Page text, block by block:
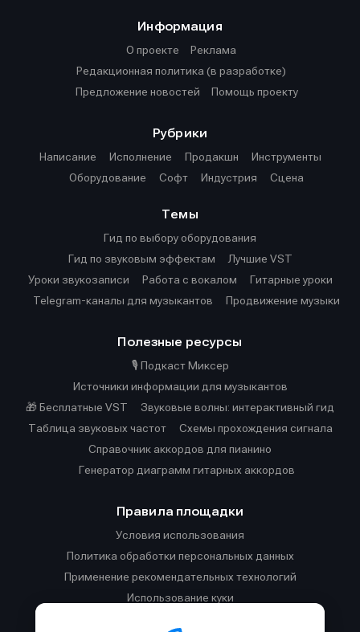
Информация
О проекте
Реклама
Редакционная политика (в разработке)
Предложение новостей
Помощь проекту
Рубрики
Написание
Исполнение Продакшн
Инструменты
Оборудование
Софт Индустрия Сцена
Темы
Гид по выбору оборудования
Гид по звуковым эффектам
Лучшие VST
Уроки звукозаписи
Работа с вокалом
Гитарные уроки
Telegram-каналы для музыкантов
Продвижение музыки
Полезные ресурсы
🎙️ Подкаст Миксер
Источники информации для музыкантов
🎁 Бесплатные VST
Звуковые волны: интерактивный гид
Таблица звуковых частот
Cхемы прохождения сигнала
Справочник аккордов для пианино
Генератор диаграмм гитарных аккордов
Правила площадки
Условия использования
Политика обработки персональных данных
Применение рекомендательных технологий
Использование куки